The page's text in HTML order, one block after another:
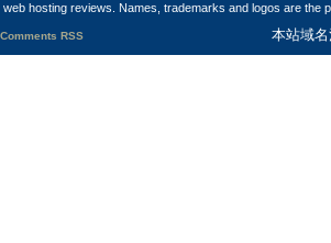
web hosting reviews. Names, trademarks and logos are
Comments RSS 本站域